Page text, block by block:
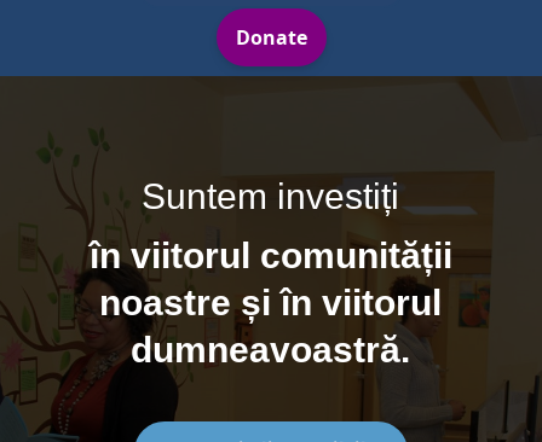
Suntem investiți
în viitorul comunității
noastre și în viitorul
dumneavoastră.